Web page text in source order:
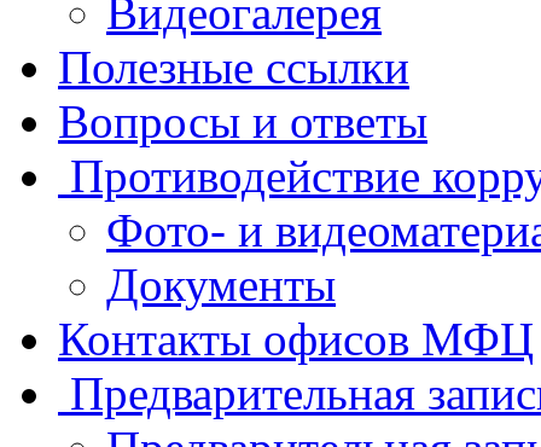
Видеогалерея
Полезные ссылки
Вопросы и ответы
Противодействие
Фото- и
Документы
Контакты офисов МФЦ
Предварительная